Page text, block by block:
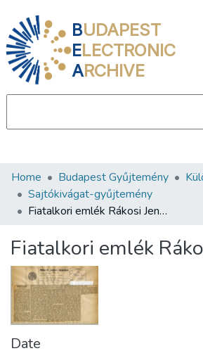
BUDAPEST
ELECTRONIC
ARCHIVE
Communities & Collections
All of DSpace
About us
Home Budapest Gyűjtemény
Sajtókivágat-gyűjtemény
Fiatalkori emlék Rákosi Jenőről
Fiatalkori emlék
Date